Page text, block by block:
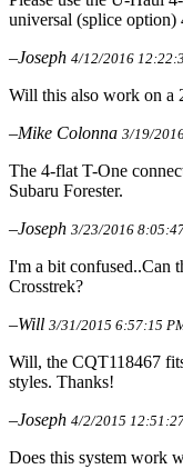
universal (splice
–Joseph 4/12/2016
Will this also work on a
–Mike Colonna 3/19/
The 4-flat T-One
Subaru Forester.
–Joseph 3/23/2016
I'm a bit confused..Can
Crosstrek?
–Will 3/31/2015 6:57:15
Will, the CQT118467
styles. Thanks!
–Joseph 4/2/2015
Does this system work